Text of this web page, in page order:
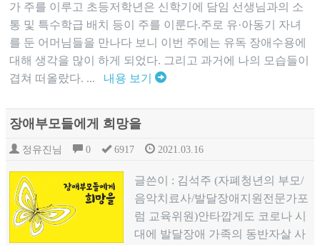
가 주를 이루고 초등저학년은 신학기에 담임 선생님과의 소
통 및 특수학급 배치 등이 주를 이룬다.주로 유·아동기 자녀
를 둔 어머님들을 만나다 보니 이번 주에는 유독 장애수용에
대해 생각을 많이 하게 되었다. 그리고 과거에 나의 모습들이
겹쳐 떠올랐다. ... 내용 보기
장애부모들에게 희망을
정유진님 0 6917 2021.03.16
글쓴이 : 김석주 (자폐청년의 부모/
음악치료사/발달장애지원전문가포
럼 교육위원)안타깝게도 코로나 시
대에 발달장애 가족의 동반자살 사